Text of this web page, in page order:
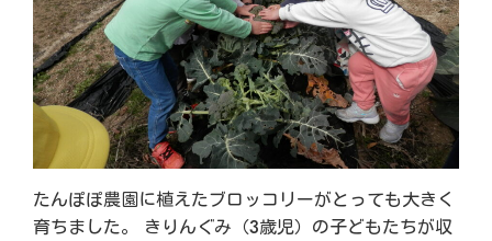
たんぽぽ農園に植えたブロッコリーがとっても大きく
育ちました。 きりんぐみ（3歳児）の子どもたちが収